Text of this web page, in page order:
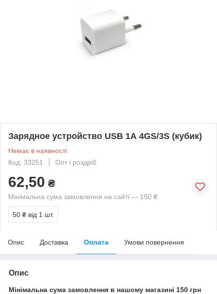
Зарядное устройство USB 1А 4GS/3S (кубик)
Немає в наявності
Код: 33251
Опт і роздріб
62,50 ₴
Мінімальна сума замовлення на сайті — 150 ₴
50 ₴ від 1 шт.
Опис Доставка Оплата Умови повернення
Опис
Мінімальна сума замовлення в нашому магазині 150 грн